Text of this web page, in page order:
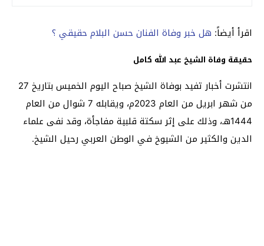
اقرأ أيضاً: هل خبر وفاة الفنان حسن البلام حقيقي ؟
حقيقة وفاة الشيخ عبد الله كامل
انتشرت أخبار تفيد بوفاة الشيخ صباح اليوم الخميس بتاريخ 27
من شهر ابريل من العام 2023م، ويقابله 7 شوال من العام
1444هـ، وذلك على إثر سكتة قلبية مفاجأة، وقد نفى علماء
الدين والكثير من الشيوخ في الوطن العربي رحيل الشيخ.